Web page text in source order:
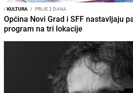
/KULTURA I PRIJE 2 DANA
Općina Novi Grad i SFF nastavljaju
program na tri lokacije